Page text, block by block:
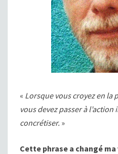
« Lorsque vous croyez en la
vous devez passer à
concrétiser. »
Cette phrase a changé ma